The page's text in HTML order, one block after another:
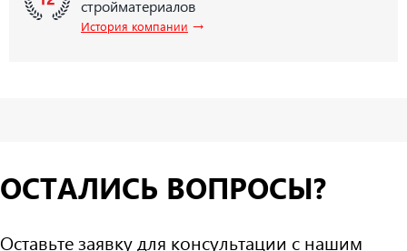
стройматериалов
История компании →
ОСТАЛИСЬ ВОПРОСЫ?
Оставьте заявку для консультации с нашим